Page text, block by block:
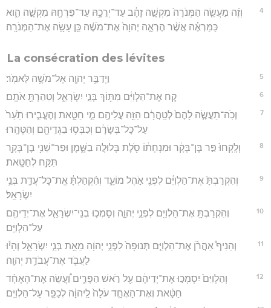
4
וְזֶ֨ה מַעֲשֵׂ֤ה הַמְּנֹרָה֙ מִקְשָׁ֣ה זָהָ֔ב עַד־יְרֵכָ֥הּ עַד־פִּרְחָ֖הּ מִקְשָׁ֣ה הִ֑וא
כַּמַּרְאֶ֗ה אֲשֶׁ֨ר הֶרְאָ֤ה יְהוָה֙ אֶת־מֹשֶׁ֔ה כֵּ֥ן עָשָׂ֖ה אֶת־הַמְּנֹרָֽה׃
La consécration des lévites
5 וַיְדַבֵּ֥ר יְהוָ֖ה אֶל־מֹשֶׁ֥ה לֵּאמֹֽר׃
6 קַ֚ח אֶת־הַלְוִיִּ֔ם מִתּ֖וֹךְ בְּנֵ֣י יִשְׂרָאֵ֑ל וְטִהַרְתָּ֖ אֹתָֽם׃
7
וְכֹֽה־תַעֲשֶׂ֤ה לָהֶם֙ לְטַֽהֲרָ֔ם הַזֵּ֥ה עֲלֵיהֶ֖ם מֵ֣י חַטָּ֑את וְהֶעֱבִ֤ירוּ תַ֙עַר֙
עַל־כָּל־בְּשָׂרָ֔ם וְכִבְּס֥וּ בִגְדֵיהֶ֖ם וְהִטֶּהָֽרוּ׃
8
וְלָֽקְחוּ֙ פַּ֣ר בֶּן־בָּקָ֔ר וּמִנְחָת֔וֹ סֹ֖לֶת בְּלוּלָ֣ה בַשָּׁ֑מֶן וּפַר־שֵׁנִ֥י בֶן־בָּקָ֖ר
תִּקַּ֥ח לְחַטָּֽאת׃
9
וְהִקְרַבְתָּ֙ אֶת־הַלְוִיִּ֔ם לִפְנֵ֖י אֹ֣הֶל מוֹעֵ֑ד וְהִ֨קְהַלְתָּ֔ אֶֽת־כָּל־עֲדַ֖ת בְּנֵ֥י
יִשְׂרָאֵֽל׃
10
וְהִקְרַבְתָּ֥ אֶת־הַלְוִיִּ֖ם לִפְנֵ֣י יְהוָ֑ה וְסָמְכ֧וּ בְנֵי־יִשְׂרָאֵ֛ל אֶת־יְדֵיהֶ֖ם
עַל־הַלְוִיִּֽם׃
11
וְהֵנִיף֩ אַהֲרֹ֨ן אֶת־הַלְוִיִּ֤ם תְּנוּפָה֙ לִפְנֵ֣י יְהוָ֔ה מֵאֵ֖ת בְּנֵ֣י יִשְׂרָאֵ֑ל וְהָי֕וּ
לַעֲבֹ֖ד אֶת־עֲבֹדַ֥ת יְהוָֽה׃
12
וְהַלְוִיִּם֙ יִסְמְכ֣וּ אֶת־יְדֵיהֶ֔ם עַ֖ל רֹ֣אשׁ הַפָּרִ֑ים וַ֠עֲשֵׂה אֶת־הָאֶחָ֨ד
חַטָּ֜את וְאֶת־הָאֶחָ֤ד עֹלָה֙ לַֽיהוָ֔ה לְכַפֵּ֖ר עַל־הַלְוִיִּֽם׃